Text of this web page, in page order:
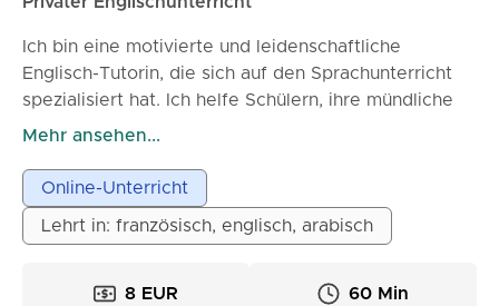
gemeinsam beginnen!
Ich bin eine motivierte und leidenschaftliche
Englisch-Tutorin, die sich auf den Sprachunterricht
spezialisiert hat. Ich helfe Schülern, ihre mündliche
und schriftliche Ausdrucksfähigkeit sowie ihr
ihrem Niveau zu verbessern. Meine Lektionen sind
interaktiv, praxisorientiert, auf Kommunikation
ausgerichtet und zielen auf schnelle Fortschritte ab.
eine persönliche Betreuung, um das Selbstvertrauen
Mehr ansehen...
Online-Unterricht
Lehrt in: französisch, englisch, arabisch
8 EUR 60 Min